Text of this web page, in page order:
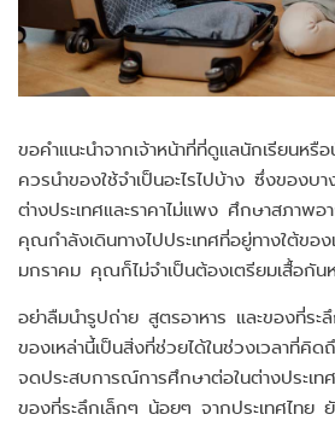
ขอคำแนะนำจากเจ้าหน้าที่ที่ดูแลนักเรียนหรื
ควรนำของใช้จำเป็นอะไรไปบ้าง ซึ่งของบา
ต่างประเทศและราคาไม่แพง ศึกษาสภาพ
คุณกำลังเดินทางไปประเทศที่อยู่ทางใต้ขอ
มกราคม คุณก็ไม่จำเป็นต้องเตรียมเสื้อกัน
อย่าลืมนำรูปถ่าย สูตรอาหาร และของที่ระ
ของเหล่านี้เป็นสิ่งที่ช่วยได้ในช่วงเวลาที่คิ
จดประสบการณ์การศึกษาต่อในต่างประเ
ของที่ระลึกเล็กๆ น้อยๆ จากประเทศไทย